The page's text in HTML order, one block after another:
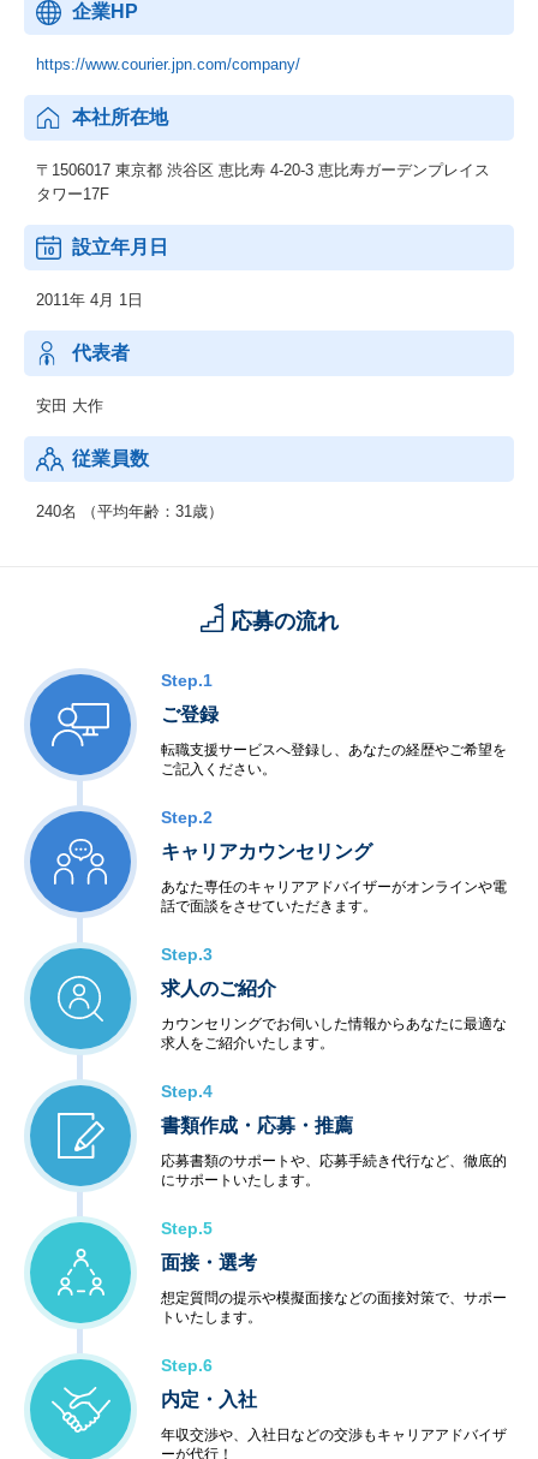
企業HP
https://www.courier.jpn.com/company/
本社所在地
〒1506017 東京都 渋谷区 恵比寿 4-20-3 恵比寿ガーデンプレイス
タワー17F
設立年月日
2011年 4月 1日
代表者
安田 大作
従業員数
240名 （平均年齢：31歳）
応募の流れ
Step.1
ご登録
転職支援サービスへ登録し、あなたの経歴やご希望を
ご記入ください。
Step.2
キャリアカウンセリング
あなた専任のキャリアアドバイザーがオンラインや電
話で面談をさせていただきます。
Step.3
求人のご紹介
カウンセリングでお伺いした情報からあなたに最適な
求人をご紹介いたします。
Step.4
書類作成・応募・推薦
応募書類のサポートや、応募手続き代行など、徹底的
にサポートいたします。
Step.5
面接・選考
想定質問の提示や模擬面接などの面接対策で、サポー
トいたします。
Step.6
内定・入社
年収交渉や、入社日などの交渉もキャリアアドバイザ
ーが代行！